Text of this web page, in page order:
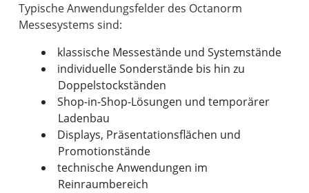
Typische Anwendungsfelder des Octanorm
klassische Messestände und Systemstände
individuelle Sonderstände bis hin zu
Doppelstockständen
Shop-in-Shop-Lösungen und temporärer
Ladenbau
Displays, Präsentationsflächen und
Promotionstände
technische Anwendungen im
Reinraumbereich